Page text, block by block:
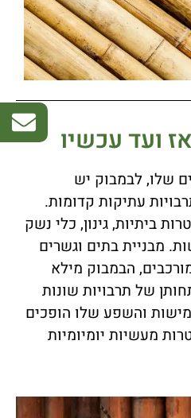
ועד עכשיו
שלו, לבמבוק יש
עתיקות קדומות.
ביתיות, גינון, כלי נשק
מבניית בתים וגשרים
הבמבוק מילא
של תרבויות שונות
והשפע שלו הופכים
מעשיות יומיומיות